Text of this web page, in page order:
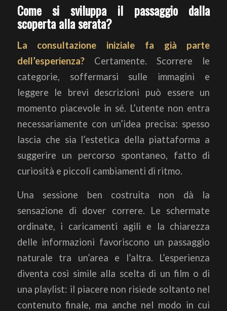
Come si sviluppa il passaggio dalla
scoperta alla serata?
La consultazione iniziale fa già parte
dell’esperienza?Certamente. Scorrere le
categorie, soffermarsi sulle immagini e
leggere le brevi descrizioni può essere un
momento piacevole in sé. L’utente non entra
necessariamente con un’idea precisa: spesso
lascia che sia l’estetica della piattaforma a
suggerire un percorso spontaneo, fatto di
curiosità e piccoli cambiamenti di ritmo.
Una sessione ben costruita non dà la
sensazione di dover correre. Le schermate
ordinate, i caricamenti agili e la chiarezza
delle informazioni favoriscono un passaggio
naturale tra un’area e l’altra. L’esperienza
diventa così simile alla scelta di un film o di
una playlist: il piacere non risiede soltanto nel
contenuto finale, ma anche nel modo in cui